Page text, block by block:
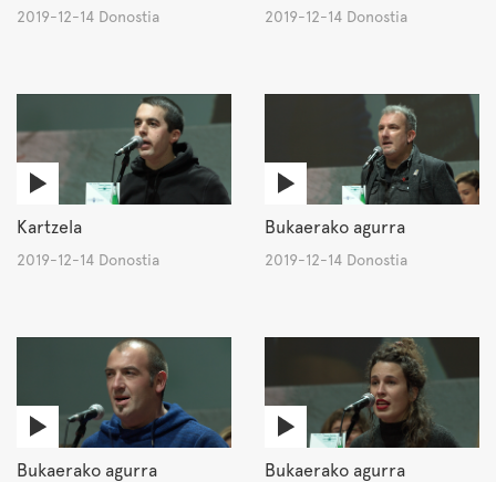
2019-12-14 Donostia 2019-12-14 Donostia
Kartzela
2019-12-14 Donostia
Bukaerako agurra
2019-12-14 Donostia
Bukaerako agurra Bukaerako agurra